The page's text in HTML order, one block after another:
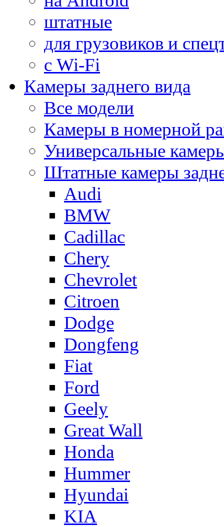
штатные
для грузовиков и
с Wi-Fi
Камеры заднего вида
Все модели
Камеры в номерной
Универсальные
Штатные камеры
Audi
BMW
Cadillac
Chery
Chevrolet
Citroen
Dodge
Dongfeng
Fiat
Ford
Geely
Great Wall
Honda
Hummer
Hyundai
KIA